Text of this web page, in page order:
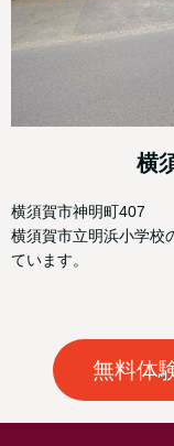
横
横須賀市神明町407
横須賀市立明浜小学校
ています。
無料体